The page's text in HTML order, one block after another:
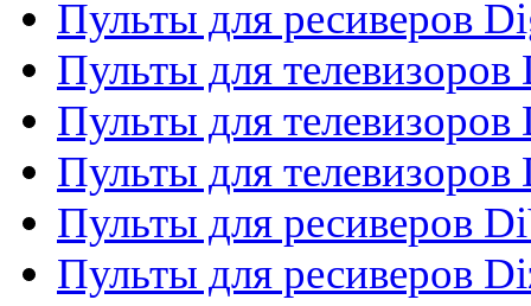
Пульты для ресиверов
Пульты для
Пульты для
Пульты для телевизоров
Пульты для ресиверов
Пульты для ресиверов